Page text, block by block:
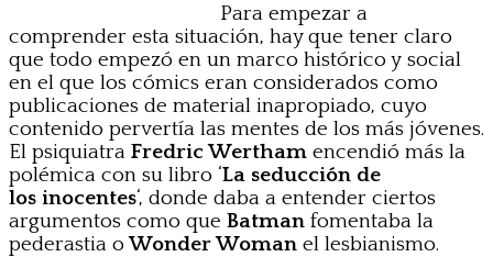
Para empezar a
comprender esta situación, hay que tener claro
que todo empezó en un marco histórico y social
en el que los cómics eran considerados como
publicaciones de material inapropiado, cuyo
contenido pervertía las mentes de los más jóvenes.
El psiquiatra Fredric Wertham encendió más la
polémica con su libro ‘La seducción de
los inocentes‘, donde daba a entender ciertos
argumentos como que Batman fomentaba la
pederastia oWonder Woman el lesbianismo.